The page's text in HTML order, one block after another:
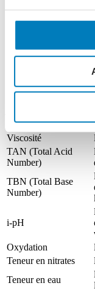
Densité (20°C)
Alcalinité
Analyse des
Viscosité
TAN (Total Acid
Number)
TBN (Total Base
Number)
i-pH
Oxydation
Teneur en nitrates
Teneur en eau